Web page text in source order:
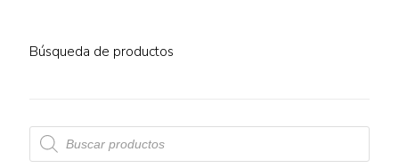
Búsqueda de productos
Búsqueda
de
productos